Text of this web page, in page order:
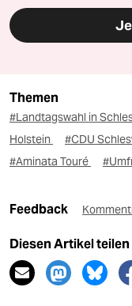
Themen
#Landtagswahl in
Holstein
#CDU
#Aminata Touré
Feedback
Diesen Artikel teilen